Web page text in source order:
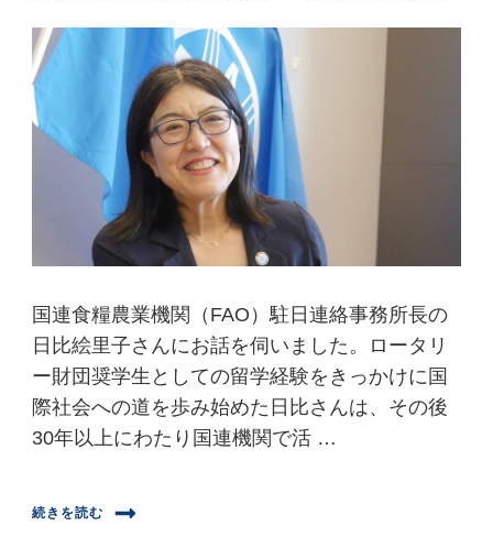
国連食糧農業機関（FAO）駐日連絡事務所長の
日比絵里子さんにお話を伺いました。ロータリ
ー財団奨学生としての留学経験をきっかけに国
際社会への道を歩み始めた日比さんは、その後
30年以上にわたり国連機関で活 …
続きを読む